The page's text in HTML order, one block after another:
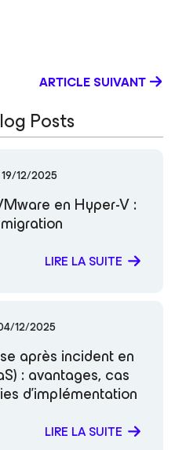
ARTICLE SUIVANT
Posts
19/12/2025
en Hyper-V :
LIRE LA SUITE
12/2025
après incident en
: avantages, cas
d’implémentation
LIRE LA SUITE